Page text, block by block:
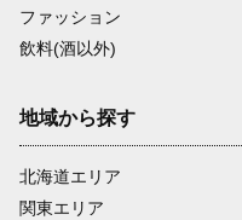
ファッション
飲料(酒以外)
地域から探す
北海道エリア
関東エリア